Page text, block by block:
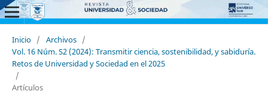
Inicio / Archivos /
Vol. 16 Núm. S2 (2024): Transmitir ciencia, sostenibilidad, y sabiduría.
Retos de Universidad y Sociedad en el 2025
/
Artículos